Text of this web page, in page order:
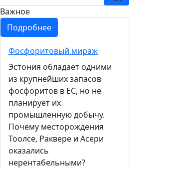
Важное
Подробнее
Фосфоритовый мираж
Эстония обладает одними
из крупнейших запасов
фосфоритов в ЕС, но не
планирует их
промышленную добычу.
Почему месторождения
Тоолсе, Раквере и Асери
оказались
нерентабельными?